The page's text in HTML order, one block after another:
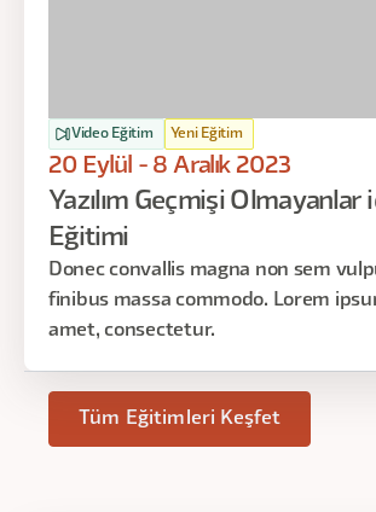
Video Eğitim Yeni Eğitim
20 Eylül - 8 Aralık 2023
Yazılım Geçmişi Olmayanlar
Eğitimi
Donec convallis magna non sem
finibus massa commodo. Lorem
amet, consectetur.
Tüm Eğitimleri Keşfet